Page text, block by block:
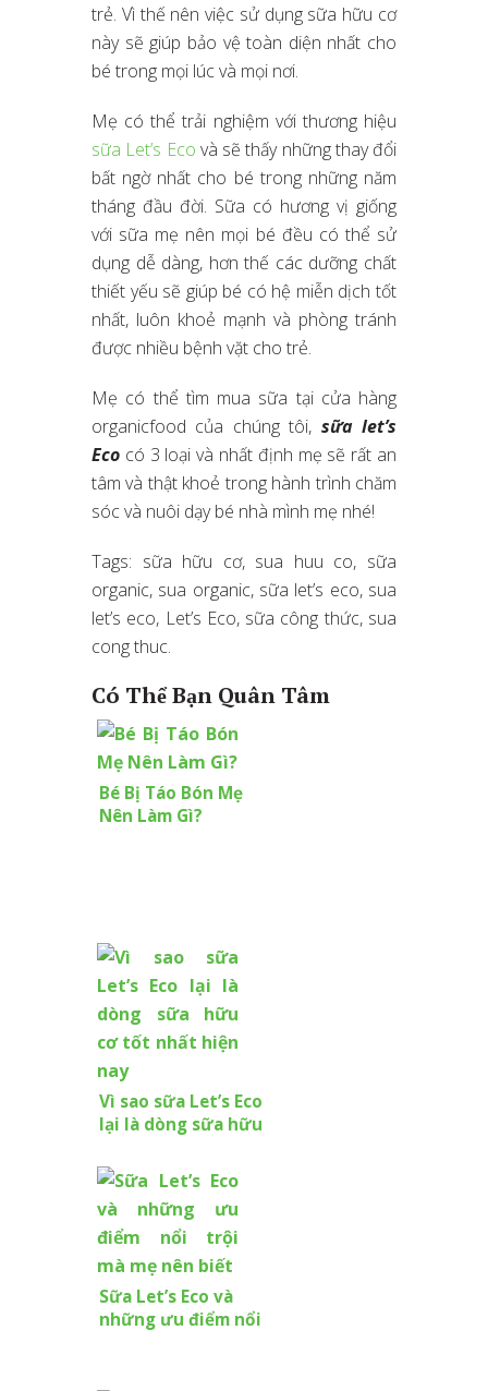
trẻ. Vì thế nên việc sử dụng sữa hữu cơ
này sẽ giúp bảo vệ toàn diện nhất cho
bé trong mọi lúc và mọi nơi.
Mẹ có thể trải nghiệm với thương hiệu
sữa Let’s Eco và sẽ thấy những thay đổi
bất ngờ nhất cho bé trong những năm
tháng đầu đời. Sữa có hương vị giống
với sữa mẹ nên mọi bé đều có thể sử
dụng dễ dàng, hơn thế các dưỡng chất
thiết yếu sẽ giúp bé có hệ miễn dịch tốt
nhất, luôn khoẻ mạnh và phòng tránh
được nhiều bệnh vặt cho trẻ.
Mẹ có thể tìm mua sữa tại cửa hàng
organicfood của chúng tôi, sữa let’s
Eco có 3 loại và nhất định mẹ sẽ rất an
tâm và thật khoẻ trong hành trình chăm
sóc và nuôi dạy bé nhà mình mẹ nhé!
Tags: sữa hữu cơ, sua huu co, sữa
organic, sua organic, sữa let’s eco, sua
let’s eco, Let’s Eco, sữa công thức, sua
cong thuc.
Có Thể Bạn Quân Tâm
Bé Bị Táo Bón Mẹ
Nên Làm Gì?
Vì sao sữa Let’s Eco
lại là dòng sữa hữu
nay
Sữa Let’s Eco và
những ưu điểm nổi